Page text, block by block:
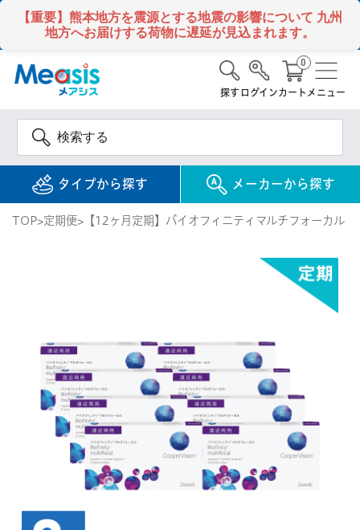
【重要】熊本地方を震源とする地震の影響について 九州
地方へお届けする荷物に遅延が見込まれます。
タイプから探す メーカーから探す
探す ログインカート
0
メニュー
1MONTH / 1ヶ月 使い捨て
乱視用コンタクトレンズ
遠近両用 コンタクトレンズ
カラーコンタクトレンズ
ハード
クーパービジョン ボシュロム
日本アルコン シード
INFORMATION
MYコンタクト（らくらく再購入）
はじめての方へ
おトク定期便
TOP 定期便 【12ヶ月定期】バイオフィニティマルチフォーカル